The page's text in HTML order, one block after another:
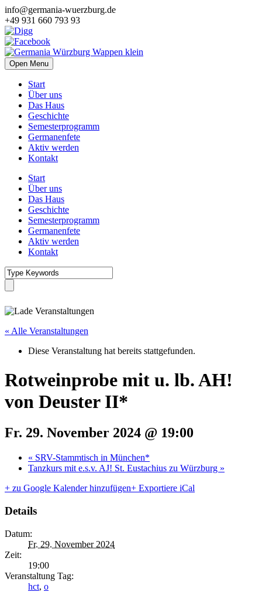
info@germania-wuerzburg.de
+49 931 660 793 93
Open Menu
Start
Über uns
Das Haus
Geschichte
Semesterprogramm
Germanenfete
Aktiv werden
Kontakt
Start
Über uns
Das Haus
Geschichte
Semesterprogramm
Germanenfete
Aktiv werden
Kontakt
« Alle Veranstaltungen
Diese Veranstaltung hat bereits stattgefunden.
Rotweinprobe mit u. lb. AH!
von Deuster II*
Fr. 29. November 2024 @ 19:00
« SRV-Stammtisch in München*
Tanzkurs mit e.s.v. AJ! St. Eustachius zu Würzburg »
+ zu Google Kalender hinzufügen+ Exportiere iCal
Details
Datum:
Fr. 29. November 2024
Zeit:
19:00
Veranstaltung Tag:
hct, o